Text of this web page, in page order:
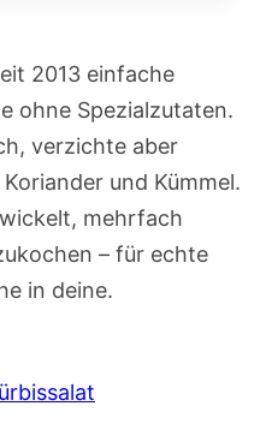
2013 einfache
ohne Spezialzutaten.
verzichte aber
und Kümmel.
mehrfach
– für echte
in deine.